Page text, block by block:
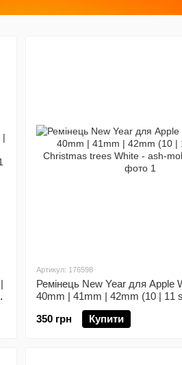
Артикул: 176598
Ремінець New Year для Apple
40mm | 41mm | 42mm (10 | 11
Christmas trees White
350 грн
Купити